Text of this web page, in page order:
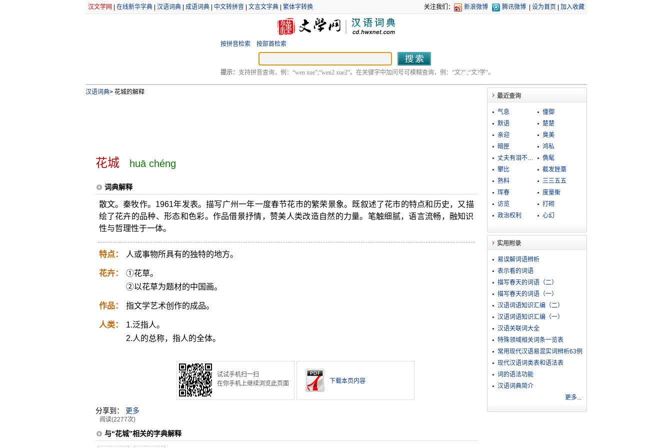
汉文学网 在线新华字典| 汉语词典| 成语词典| 中文转拼音| 文言文字典| 繁体字转换 关注我们： 新浪微博 腾讯微博 设为首页 加入收藏
按拼音检索 按部首检索
提示： 支持拼音查询，例：“wen xue”;“wen2 xue2”。在关键字中加问号可模糊查询，例：“文?” ;“文?学”。
汉语词典>花城的解释
花城 huā chéng
词典解释
散文。秦牧作。1961年发表。描写广州一年一度春节花市的繁荣景象。既叙述了花市的特点和历史，又描
绘了花卉的品种、形态和色彩。作品借景抒情，赞美人类改造自然的力量。笔触细腻，语言流畅，融知识
性与哲理性于一体。
特点： 人或事物所具有的独特的地方。
花卉：
①花草。
②以花草为题材的中国画。
作品： 指文学艺术创作的成品。
人类：
1.泛指人。
2.人的总称，指人的全体。
试试手机扫一扫
在你手机上继续浏览此页面
下载本页内容
分享到： 更多
阅读(2277次)
与“花城”相关的字典解释
最近查询
气息
僮御
默语
楚楚
亲迎
臭美
暗匣
鸿私
丈夫有泪不轻弹
儁髦
攀比
截发銼藳
熟料
三三五五
珲春
度量衡
访览
打砌
政治权利
心幻
实用附录
易误解词语辨析
表示看的词语
描写春天的词语（二）
描写春天的词语（一）
汉语词语知识汇编（二）
汉语词语知识汇编（一）
汉语关联词大全
特殊领域相关词条一览表
常用现代汉语易混实词辨析63例
现代汉语词类表和语法表
词的语法功能
汉语词典简介
更多...